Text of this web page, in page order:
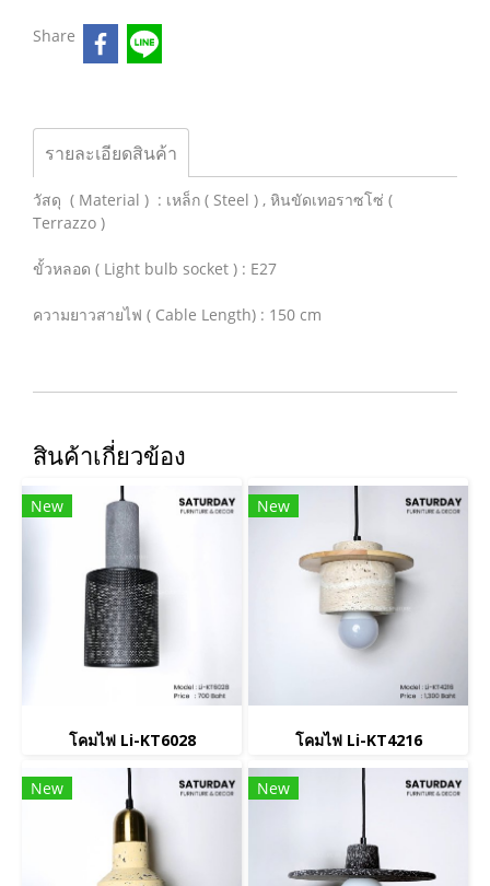
Share
รายละเอียดสินค้า
วัสดุ ( Material ) : เหล็ก ( Steel ) , หินขัดเทอราซโซ่ (
Terrazzo )
ขั้วหลอด ( Light bulb socket ) : E27
ความยาวสายไฟ ( Cable Length) : 150 cm
สินค้าเกี่ยวข้อง
New
โคมไฟ Li-KT6028
New
โคมไฟ Li-KT4216
New New